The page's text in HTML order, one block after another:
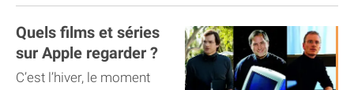
Quels films et séries
sur Apple regarder ?
C’est l’hiver, le moment